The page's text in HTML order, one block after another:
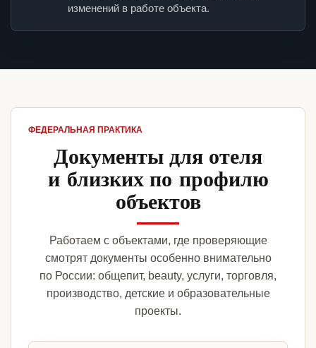
изменений в работе объекта.
ФЕДЕРАЛЬНАЯ ПРАКТИКА
Документы для отеля
и близких по профилю
объектов
Работаем с объектами, где проверяющие
смотрят документы особенно внимательно
по России: общепит, beauty, услуги, торговля,
производство, детские и образовательные
проекты.